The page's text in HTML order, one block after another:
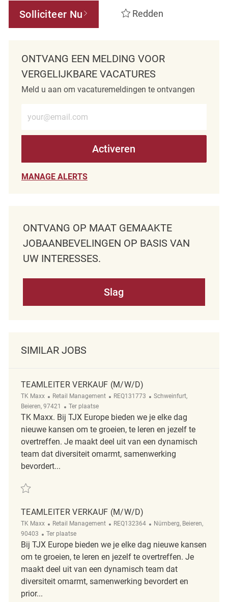
Solliciteer Nu Redden
ONTVANG EEN MELDING VOOR
VERGELIJKBARE VACATURES
Meld u aan om vacaturemeldingen te ontvangen
Activeren
MANAGE ALERTS
ONTVANG OP MAAT GEMAAKTE
JOBAANBEVELINGEN OP BASIS VAN
UW INTERESSES.
Slag
SIMILAR JOBS
TEAMLEITER VERKAUF (M/W/D)
TK Maxx Categorie
Retail Management ReqId
REQ131773 Plaats
Schweinfurt,
Beieren, 97421
Afgelegen
Ter plaatse
TK Maxx. Bij TJX Europe bieden we je elke dag
nieuwe kansen om te groeien, te leren en jezelf te
overtreffen. Je maakt deel uit van een dynamisch
team dat diversiteit omarmt, samenwerking
bevordert...
Redden Teamleiter Verkauf (m/w/d) REQ131773
TEAMLEITER VERKAUF (M/W/D)
TK Maxx Categorie
Retail Management ReqId
REQ132364 Plaats
Nürnberg, Beieren,
90403
Afgelegen
Ter plaatse
Bij TJX Europe bieden we je elke dag nieuwe kansen
om te groeien, te leren en jezelf te overtreffen. Je
maakt deel uit van een dynamisch team dat
diversiteit omarmt, samenwerking bevordert en
prior...